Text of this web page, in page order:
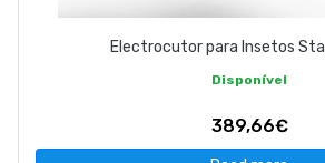
Electrocutor para Insetos
Disponível
389,66€